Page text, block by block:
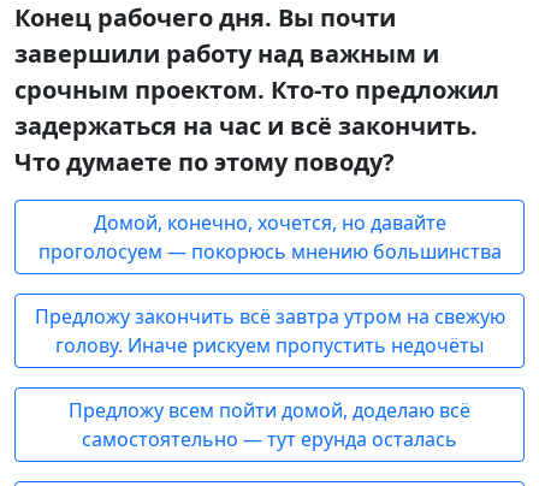
Конец рабочего дня. Вы почти
завершили работу над важным и
срочным проектом. Кто-то предложил
задержаться на час и всё закончить.
Что думаете по этому поводу?
Домой, конечно, хочется, но давайте
проголосуем — покорюсь мнению большинства
Предложу закончить всё завтра утром на свежую
голову. Иначе рискуем пропустить недочёты
Предложу всем пойти домой, доделаю всё
самостоятельно — тут ерунда осталась